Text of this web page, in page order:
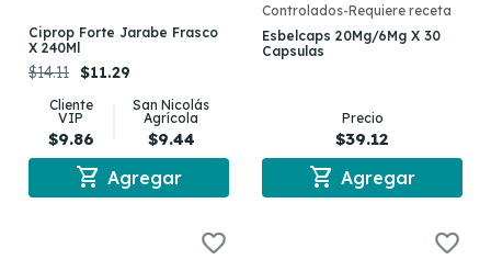
Ciprop Forte Jarabe Frasco
X 240Ml
$14.11 $11.29
Cliente
VIP
$9.86
San Nicolás
Agrícola
$9.44
shopping_cart Agregar
Controlados-Requiere receta
Esbelcaps 20Mg/6Mg X 30
Capsulas
Precio
$39.12
shopping_cart Agregar